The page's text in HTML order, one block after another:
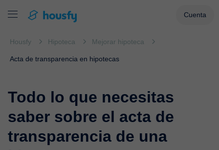
Cuenta
Housfy Hipoteca Mejorar hipoteca
Acta de transparencia en hipotecas
Todo lo que necesitas
saber sobre el acta de
transparencia de una